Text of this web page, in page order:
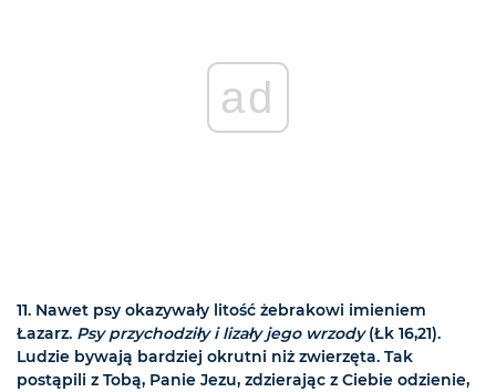
ad
11. Nawet psy okazywały litość żebrakowi imieniem
Łazarz. Psy przychodziły i lizały jego wrzody(Łk 16,21).
Ludzie bywają bardziej okrutni niż zwierzęta. Tak
postąpili z Tobą, Panie Jezu, zdzierając z Ciebie odzienie,